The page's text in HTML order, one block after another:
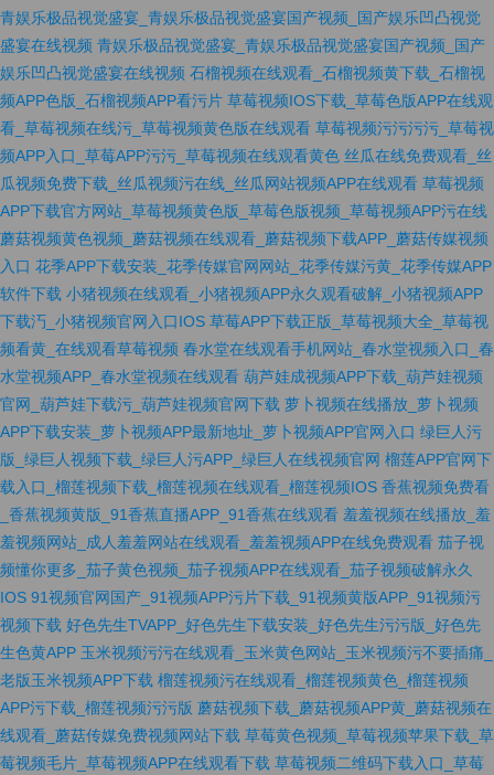
青娱乐极品视觉盛宴_青娱乐极品视觉盛宴国产视频_国产娱乐凹凸视觉
盛宴在线视频 青娱乐极品视觉盛宴_青娱乐极品视觉盛宴国产视频_国产
娱乐凹凸视觉盛宴在线视频 石榴视频在线观看_石榴视频黄下载_石榴视
频APP色版_石榴视频APP看污片 草莓视频IOS下载_草莓色版APP在线观
看_草莓视频在线污_草莓视频黄色版在线观看 草莓视频污污污污_草莓视
频APP入口_草莓APP污污_草莓视频在线观看黄色 丝瓜在线免费观看_丝
瓜视频免费下载_丝瓜视频污在线_丝瓜网站视频APP在线观看 草莓视频
APP下载官方网站_草莓视频黄色版_草莓色版视频_草莓视频APP污在线
蘑菇视频黄色视频_蘑菇视频在线观看_蘑菇视频下载APP_蘑菇传媒视频
入口 花季APP下载安装_花季传媒官网网站_花季传媒污黄_花季传媒APP
软件下载 小猪视频在线观看_小猪视频APP永久观看破解_小猪视频APP
下载汅_小猪视频官网入口IOS 草莓APP下载正版_草莓视频大全_草莓视
频看黄_在线观看草莓视频 春水堂在线观看手机网站_春水堂视频入口_春
水堂视频APP_春水堂视频在线观看 葫芦娃成视频APP下载_葫芦娃视频
官网_葫芦娃下载污_葫芦娃视频官网下载 萝卜视频在线播放_萝卜视频
APP下载安装_萝卜视频APP最新地址_萝卜视频APP官网入口 绿巨人污
版_绿巨人视频下载_绿巨人污APP_绿巨人在线视频官网 榴莲APP官网下
载入口_榴莲视频下载_榴莲视频在线观看_榴莲视频IOS 香蕉视频免费看
_香蕉视频黄版_91香蕉直播APP_91香蕉在线观看 羞羞视频在线播放_羞
羞视频网站_成人羞羞网站在线观看_羞羞视频APP在线免费观看 茄子视
频懂你更多_茄子黄色视频_茄子视频APP在线观看_茄子视频破解永久
IOS 91视频官网国产_91视频APP污片下载_91视频黄版APP_91视频污
视频下载 好色先生TVAPP_好色先生下载安装_好色先生污污版_好色先
生色黄APP 玉米视频污污在线观看_玉米黄色网站_玉米视频污不要插痛_
老版玉米视频APP下载 榴莲视频污在线观看_榴莲视频黄色_榴莲视频
APP污下载_榴莲视频污污版 蘑菇视频下载_蘑菇视频APP黄_蘑菇视频在
线观看_蘑菇传媒免费视频网站下载 草莓黄色视频_草莓视频苹果下载_草
莓视频毛片_草莓视频APP在线观看下载 草莓视频二维码下载入口_草莓